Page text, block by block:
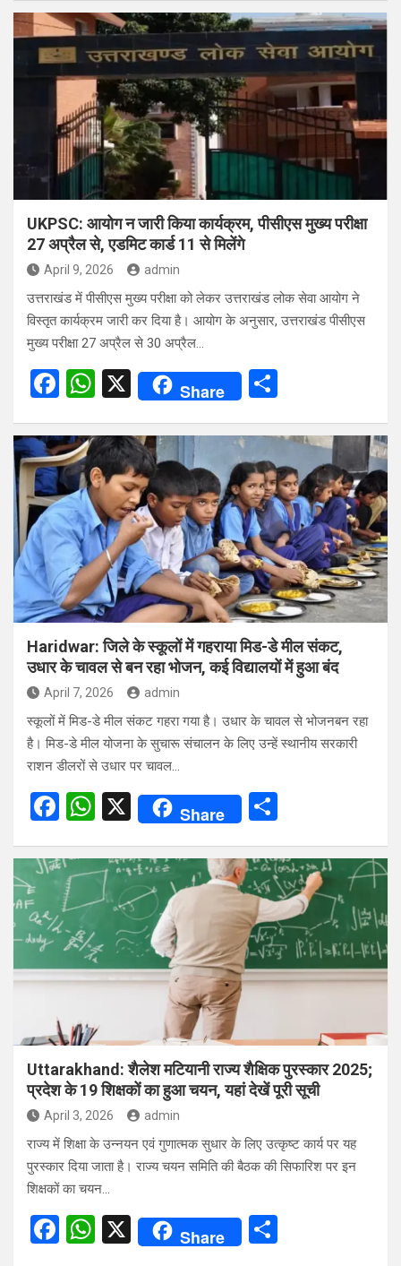
ce
b
o
o
k
at
s
A
p
p
ar
e
UKPSC: आयोग न जारी किया कार्यक्रम, पीसीएस मुख्य परीक्षा
27 अप्रैल से, एडमिट कार्ड 11 से मिलेंगे
April 9, 2026 admin
उत्तराखंड में पीसीएस मुख्य परीक्षा को लेकर उत्तराखंड लोक सेवा आयोग ने
विस्तृत कार्यक्रम जारी कर दिया है। आयोग के अनुसार, उत्तराखंड पीसीएस
मुख्य परीक्षा 27 अप्रैल से 30 अप्रैल…
F
ce
b
o
o
k
W
at
s
A
p
p
X Share
ar
e
Haridwar: जिले के स्कूलों में गहराया मिड-डे मील संकट,
उधार के चावल से बन रहा भोजन, कई विद्यालयों में हुआ बंद
April 7, 2026 admin
स्कूलों में मिड-डे मील संकट गहरा गया है। उधार के चावल से भोजनबन रहा
है। मिड-डे मील योजना के सुचारू संचालन के लिए उन्हें स्थानीय सरकारी
राशन डीलरों से उधार पर चावल…
F
ce
b
o
o
k
W
at
s
A
p
p
X Share
ar
e
Uttarakhand: शैलेश मटियानी राज्य शैक्षिक पुरस्कार 2025;
प्रदेश के 19 शिक्षकों का हुआ चयन, यहां देखें पूरी सूची
April 3, 2026 admin
राज्य में शिक्षा के उन्नयन एवं गुणात्मक सुधार के लिए उत्कृष्ट कार्य पर यह
पुरस्कार दिया जाता है। राज्य चयन समिति की बैठक की सिफारिश पर इन
शिक्षकों का चयन…
F
W X Share